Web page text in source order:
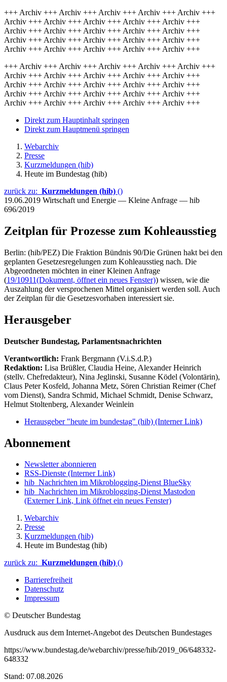
+++ Archiv +++ Archiv +++ Archiv +++ Archiv +++ Archiv +++
Archiv +++ Archiv +++ Archiv +++ Archiv +++ Archiv +++
Archiv +++ Archiv +++ Archiv +++ Archiv +++ Archiv +++
Archiv +++ Archiv +++ Archiv +++ Archiv +++ Archiv +++
Archiv +++ Archiv +++ Archiv +++ Archiv +++ Archiv +++
+++ Archiv +++ Archiv +++ Archiv +++ Archiv +++ Archiv +++
Archiv +++ Archiv +++ Archiv +++ Archiv +++ Archiv +++
Archiv +++ Archiv +++ Archiv +++ Archiv +++ Archiv +++
Archiv +++ Archiv +++ Archiv +++ Archiv +++ Archiv +++
Archiv +++ Archiv +++ Archiv +++ Archiv +++ Archiv +++
Direkt zum Hauptinhalt springen
Direkt zum Hauptmenü springen
Webarchiv
Presse
Kurzmeldungen (hib)
Heute im Bundestag (hib)
zurück zu: Kurzmeldungen (hib) ()
19.06.2019 Wirtschaft und Energie — Kleine Anfrage — hib
696/2019
Zeitplan für Prozesse zum Kohleausstieg
Berlin: (hib/PEZ) Die Fraktion Bündnis 90/Die Grünen hakt bei den
geplanten Gesetzesregelungen zum Kohleausstieg nach. Die
Abgeordneten möchten in einer Kleinen Anfrage
(19/10911(Dokument, öffnet ein neues Fenster)) wissen, wie die
Auszahlung der versprochenen Mittel organisiert werden soll. Auch
der Zeitplan für die Gesetzesvorhaben interessiert sie.
Herausgeber
Deutscher Bundestag, Parlamentsnachrichten
Verantwortlich: Frank Bergmann (V.i.S.d.P.)
Redaktion: Lisa Brüßler, Claudia Heine, Alexander Heinrich
(stellv. Chefredakteur), Nina Jeglinski, Susanne Ködel (Volontärin),
Claus Peter Kosfeld, Johanna Metz, Sören Christian Reimer (Chef
vom Dienst), Sandra Schmid, Michael Schmidt, Denise Schwarz,
Helmut Stoltenberg, Alexander Weinlein
Herausgeber "heute im bundestag" (hib) (Interner Link)
Abonnement
Newsletter abonnieren
RSS-Dienste (Interner Link)
hib_Nachrichten im Mikroblogging-Dienst BlueSky
hib_Nachrichten im Mikroblogging-Dienst Mastodon
(Externer Link, Link öffnet ein neues Fenster)
Webarchiv
Presse
Kurzmeldungen (hib)
Heute im Bundestag (hib)
zurück zu: Kurzmeldungen (hib) ()
Barrierefreiheit
Datenschutz
Impressum
© Deutscher Bundestag
Ausdruck aus dem Internet-Angebot des Deutschen Bundestages
https://www.bundestag.de/webarchiv/presse/hib/2019_06/648332-
648332
Stand: 07.08.2026